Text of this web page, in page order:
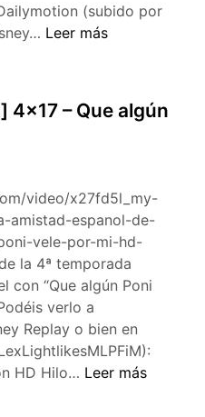
(subido por
[MLP
–
Leer más
4×17 – Que algún
video/x27fd5l_my-
amistad-espanol-de-
vele-por-mi-hd-
la 4ª temporada
con “Que algún Poni
verlo a
Replay o bien en
HD Hilo… [MLP
Leer más